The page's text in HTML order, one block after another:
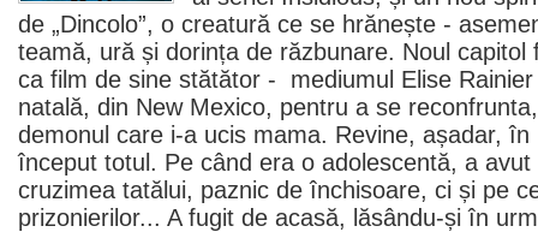
de „Dincolo”, o creatură ce se hrănește -
teamă, ură și dorința de răzbunare. Noul capitol
ca film de sine stătător - mediumul Elise
natală, din New Mexico, pentru a se
demonul care i-a ucis mama. Revine, așadar,
început totul. Pe când era o adolescentă, a
cruzimea tatălui, paznic de închisoare, ci și pe
prizonierilor... A fugit de acasă, lăsându-și în